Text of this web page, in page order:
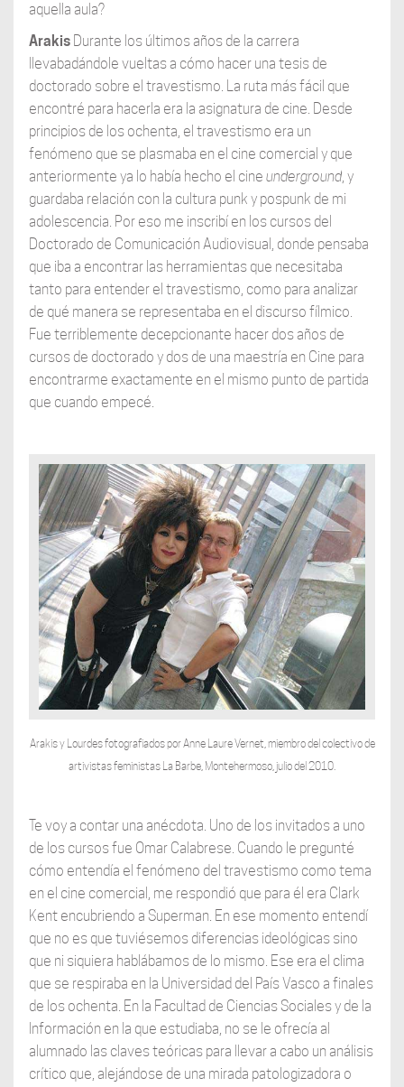
aquella aula?
Arakis Durante los últimos años de la carrera
llevabadándole vueltas a cómo hacer una tesis de
doctorado sobre el travestismo. La ruta más fácil que
encontré para hacerla era la asignatura de cine. Desde
principios de los ochenta, el travestismo era un
fenómeno que se plasmaba en el cine comercial y que
anteriormente ya lo había hecho el cine underground, y
guardaba relación con la cultura punk y pospunk de mi
adolescencia. Por eso me inscribí en los cursos del
Doctorado de Comunicación Audiovisual, donde pensaba
que iba a encontrar las herramientas que necesitaba
tanto para entender el travestismo, como para analizar
de qué manera se representaba en el discurso fílmico.
Fue terriblemente decepcionante hacer dos años de
cursos de doctorado y dos de una maestría en Cine para
encontrarme exactamente en el mismo punto de partida
que cuando empecé.
Arakis y Lourdes fotografiados por Anne Laure Vernet, miembro del colectivo de
artivistas feministas La Barbe, Montehermoso, julio del 2010.
Te voy a contar una anécdota. Uno de los invitados a uno
de los cursos fue Omar Calabrese. Cuando le pregunté
cómo entendía el fenómeno del travestismo como tema
en el cine comercial, me respondió que para él era Clark
Kent encubriendo a Superman. En ese momento entendí
que no es que tuviésemos diferencias ideológicas sino
que ni siquiera hablábamos de lo mismo. Ese era el clima
que se respiraba en la Universidad del País Vasco a finales
de los ochenta. En la Facultad de Ciencias Sociales y de la
Información en la que estudiaba, no se le ofrecía al
alumnado las claves teóricas para llevar a cabo un análisis
crítico que, alejándose de una mirada patologizadora o